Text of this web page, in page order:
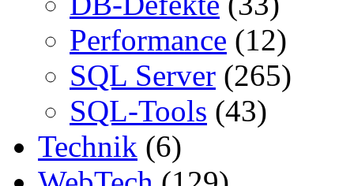
Performance (12)
SQL Server (265)
SQL-Tools (43)
Technik (6)